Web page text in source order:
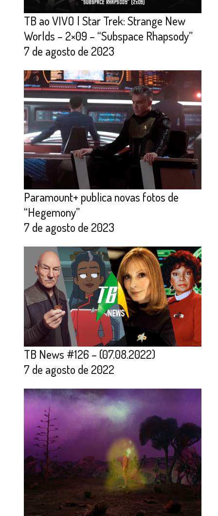
TB ao VIVO | Star Trek: Strange New
Worlds – 2×09 – “Subspace Rhapsody”
7 de agosto de 2023
Paramount+ publica novas fotos de
“Hegemony”
7 de agosto de 2023
TB News #126 – (07.08.2022)
7 de agosto de 2022